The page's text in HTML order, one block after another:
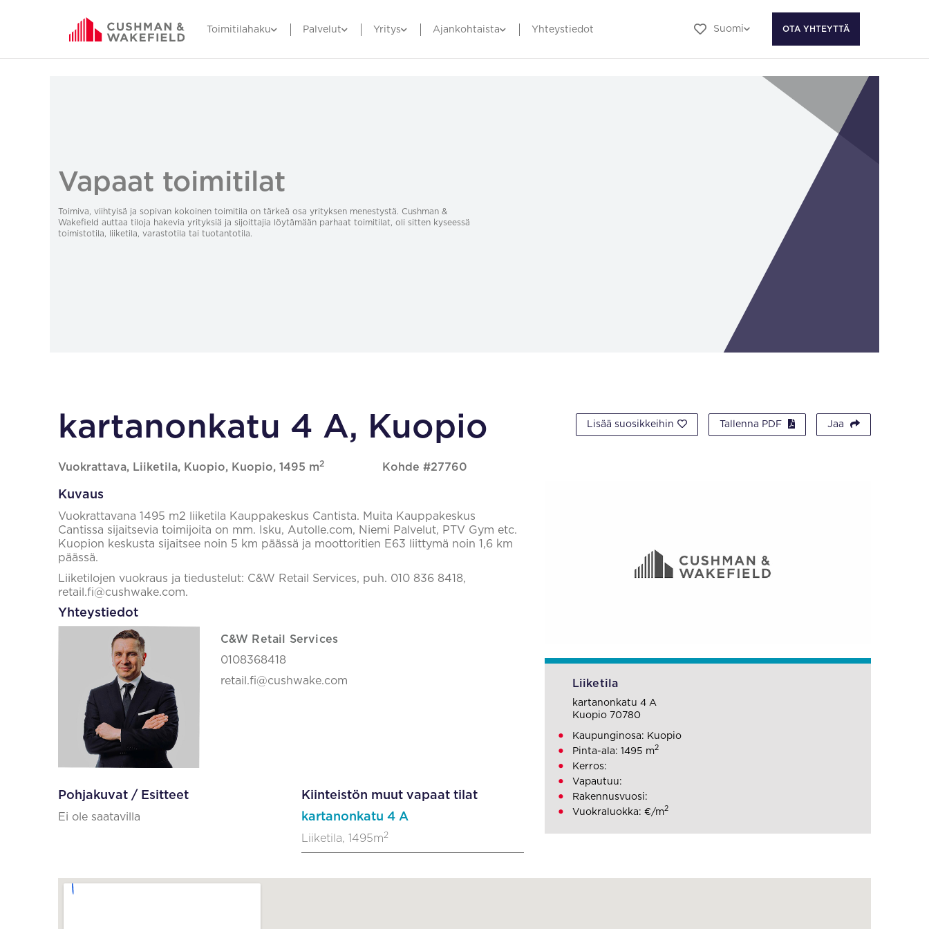
Toimitilahaku Palvelut Yritys Ajankohtaista Yhteystiedot Suomi OTA YHTEYTTÄ
Vapaat toimitilat
Toimiva, viihtyisä ja sopivan kokoinen toimitila on tärkeä osa yrityksen menestystä. Cushman &
Wakefield auttaa tiloja hakevia yrityksiä ja sijoittajia löytämään parhaat toimitilat, oli sitten kyseessä
toimistotila, liiketila, varastotila tai tuotantotila.
kartanonkatu 4 A, Kuopio
Vuokrattava, Liiketila, Kuopio, Kuopio, 1495 m2 Kohde #27760
Lisää suosikkeihin Tallenna PDF Jaa
Kuvaus
Vuokrattavana 1495 m2 liiketila Kauppakeskus Cantista. Muita Kauppakeskus
Cantissa sijaitsevia toimijoita on mm. Isku, Autolle.com, Niemi Palvelut, PTV Gym etc.
Kuopion keskusta sijaitsee noin 5 km päässä ja moottoritien E63 liittymä noin 1,6 km
päässä.
Liiketilojen vuokraus ja tiedustelut: C&W Retail Services, puh. 010 836 8418,
retail.fi@cushwake.com.
Yhteystiedot
C&W Retail Services
0108368418
retail.fi@cushwake.com
Pohjakuvat / Esitteet
Ei ole saatavilla
Kiinteistön muut vapaat tilat
kartanonkatu 4 A
Liiketila, 1495m2
Liiketila
kartanonkatu 4 A
Kuopio 70780
Kaupunginosa: Kuopio
Pinta-ala: 1495 m2
Kerros:
Vapautuu:
Rakennusvuosi:
Vuokraluokka: €/m2